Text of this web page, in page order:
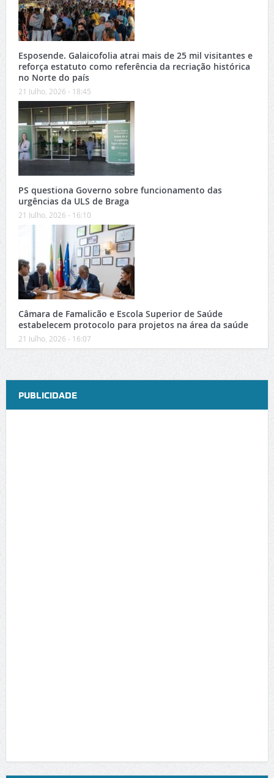
Esposende. Galaicofolia atrai mais de 25 mil visitantes e
reforça estatuto como referência da recriação histórica
no Norte do país
21 Julho, 2026 - 18:45
PS questiona Governo sobre funcionamento das
urgências da ULS de Braga
21 Julho, 2026 - 16:10
Câmara de Famalicão e Escola Superior de Saúde
estabelecem protocolo para projetos na área da saúde
21 Julho, 2026 - 16:07
PUBLICIDADE